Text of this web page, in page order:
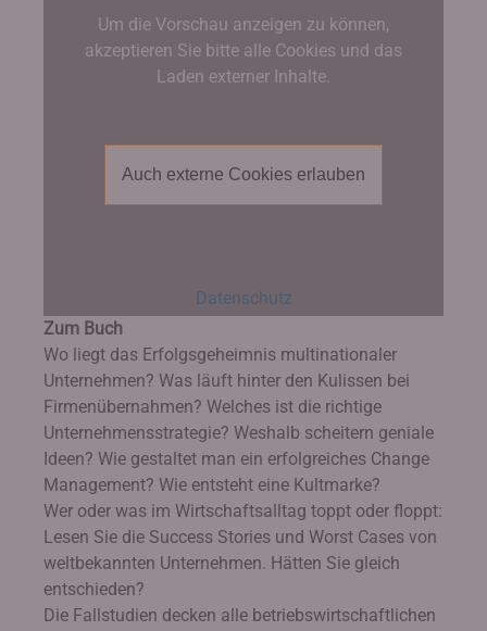
Um die Vorschau anzeigen zu können,
akzeptieren Sie bitte alle Cookies und das
Laden externer Inhalte.
Auch externe Cookies erlauben
Datenschutz
Zum Buch
Wo liegt das Erfolgsgeheimnis multinationaler
Unternehmen? Was läuft hinter den Kulissen bei
Firmenübernahmen? Welches ist die richtige
Unternehmensstrategie? Weshalb scheitern geniale
Ideen? Wie gestaltet man ein erfolgreiches Change
Management? Wie entsteht eine Kultmarke?
Wer oder was im Wirtschaftsalltag toppt oder floppt:
Lesen Sie die Success Stories und Worst Cases von
weltbekannten Unternehmen. Hätten Sie gleich
entschieden?
Die Fallstudien decken alle betriebswirtschaftlichen